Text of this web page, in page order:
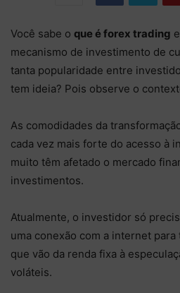
Você sabe o que é forex trading
mecanismo de investimento de
tanta popularidade entre
tem ideia? Pois observe o
As comodidades da
cada vez mais forte do acesso à
muito têm afetado o mercado
investimentos.
Atualmente, o investidor só
uma conexão com a internet
que vão da renda fixa à
voláteis.